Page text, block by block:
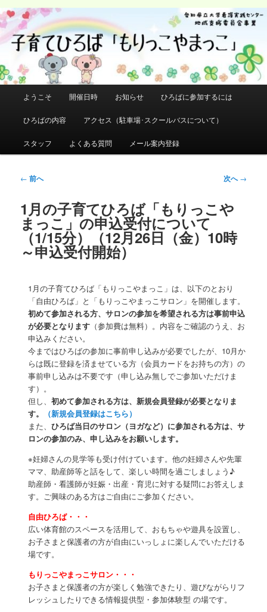
メ
イ
ン
ン
テ
検
ュ
ようこそ 開催日時 お知らせ ひろばに参加するには
ひろばの内容 アクセス（駐車場･スクールバスについて）
スタッフ よくある質問 メール案内登録
投
ナ
ビ
ゲ
シ
← 前へ 次へ→
1月の子育てひろば「もりっこや
まっこ」の申込受付について
（1/15分）（12月26日（金）10時
～申込受付開始）
1月の子育てひろば「もりっこやまっこ」は、以下のとおり
「自由ひろば」と「もりっこやまっこサロン」を開催します。
初めて参加される方、サロンの参加を希望される方は事前申込
が必要となります （参加費は無料）。内容をご確認のうえ、お
申込みください。
今まではひろばの参加に事前申し込みが必要でしたが、10月か
らは既に登録を済ませている方（会員カードをお持ちの方）の
事前申し込みは不要です（申し込み無しでご参加いただけま
す）。
但し、初めて参加される方は、新規会員登録が必要となりま
す。
（新規会員登録はこちら）
また、ひろば当日のサロン（ヨガなど）に参加される方は、サ
ロンの参加のみ、申し込みをお願いします。
※妊婦さんの見学等も受け付けています。他の妊婦さんや先輩
ママ、助産師等と話をして、楽しい時間を過ごしましょう♪
助産師・看護師が妊娠・出産・育児に対する疑問にお答えしま
す。ご興味のある方はご自由にご参加ください。
自由ひろば・・・
広い体育館のスペースを活用して、おもちゃや遊具を設置し、
お子さまと保護者の方が自由にいっしょに楽しんでいただける
場です。
もりっこやまっこサロン・・・
お子さまと保護者の方が楽しく勉強できたり、遊びながらリフ
レッシュしたりできる情報提供型・参加体験型 の場です。